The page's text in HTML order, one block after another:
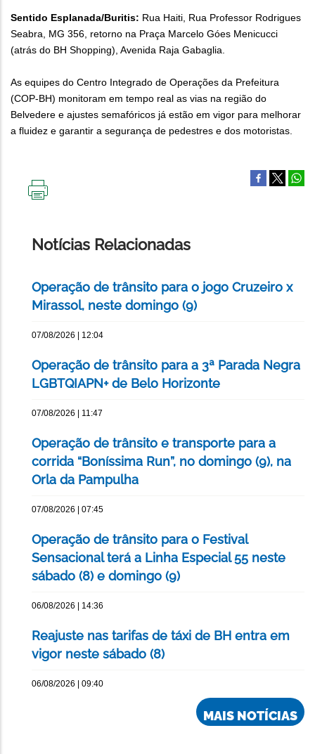
Sentido Esplanada/Buritis: Rua Haiti, Rua Professor Rodrigues
Seabra, MG 356, retorno na Praça Marcelo Góes Menicucci
(atrás do BH Shopping), Avenida Raja Gabaglia.
As equipes do Centro Integrado de Operações da Prefeitura
(COP-BH) monitoram em tempo real as vias na região do
Belvedere e ajustes semafóricos já estão em vigor para melhorar
a fluidez e garantir a segurança de pedestres e dos motoristas.
Notícias Relacionadas
Operação de trânsito para o jogo Cruzeiro x
Mirassol, neste domingo (9)
07/08/2026 | 12:04
Operação de trânsito para a 3ª Parada Negra
LGBTQIAPN+ de Belo Horizonte
07/08/2026 | 11:47
Operação de trânsito e transporte para a
corrida “Boníssima Run”, no domingo (9), na
Orla da Pampulha
07/08/2026 | 07:45
Operação de trânsito para o Festival
Sensacional terá a Linha Especial 55 neste
sábado (8) e domingo (9)
06/08/2026 | 14:36
Reajuste nas tarifas de táxi de BH entra em
vigor neste sábado (8)
06/08/2026 | 09:40
MAIS NOTÍCIAS